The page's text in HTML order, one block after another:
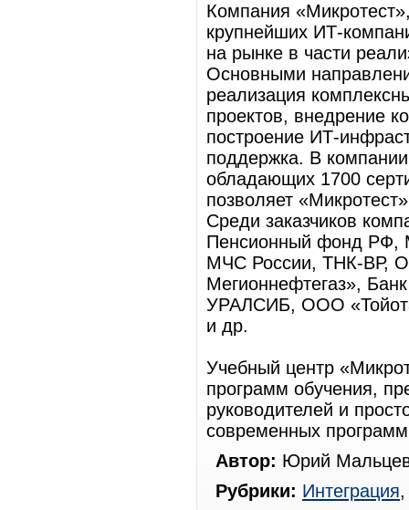
Компания
крупнейших ИТ-
на рынке в части
Основными
реализация
проектов, внедрение
построение ИТ-
поддержка. В
обладающих 1700
позволяет
Среди заказчиков
Пенсионный фонд РФ,
МЧС России, ТНК-ВР,
Мегионнефтегаз»,
УРАЛСИБ, ООО
и др.
Учебный центр
программ обучения,
руководителей и
современных
Автор: Юрий
Рубрики: Интеграция